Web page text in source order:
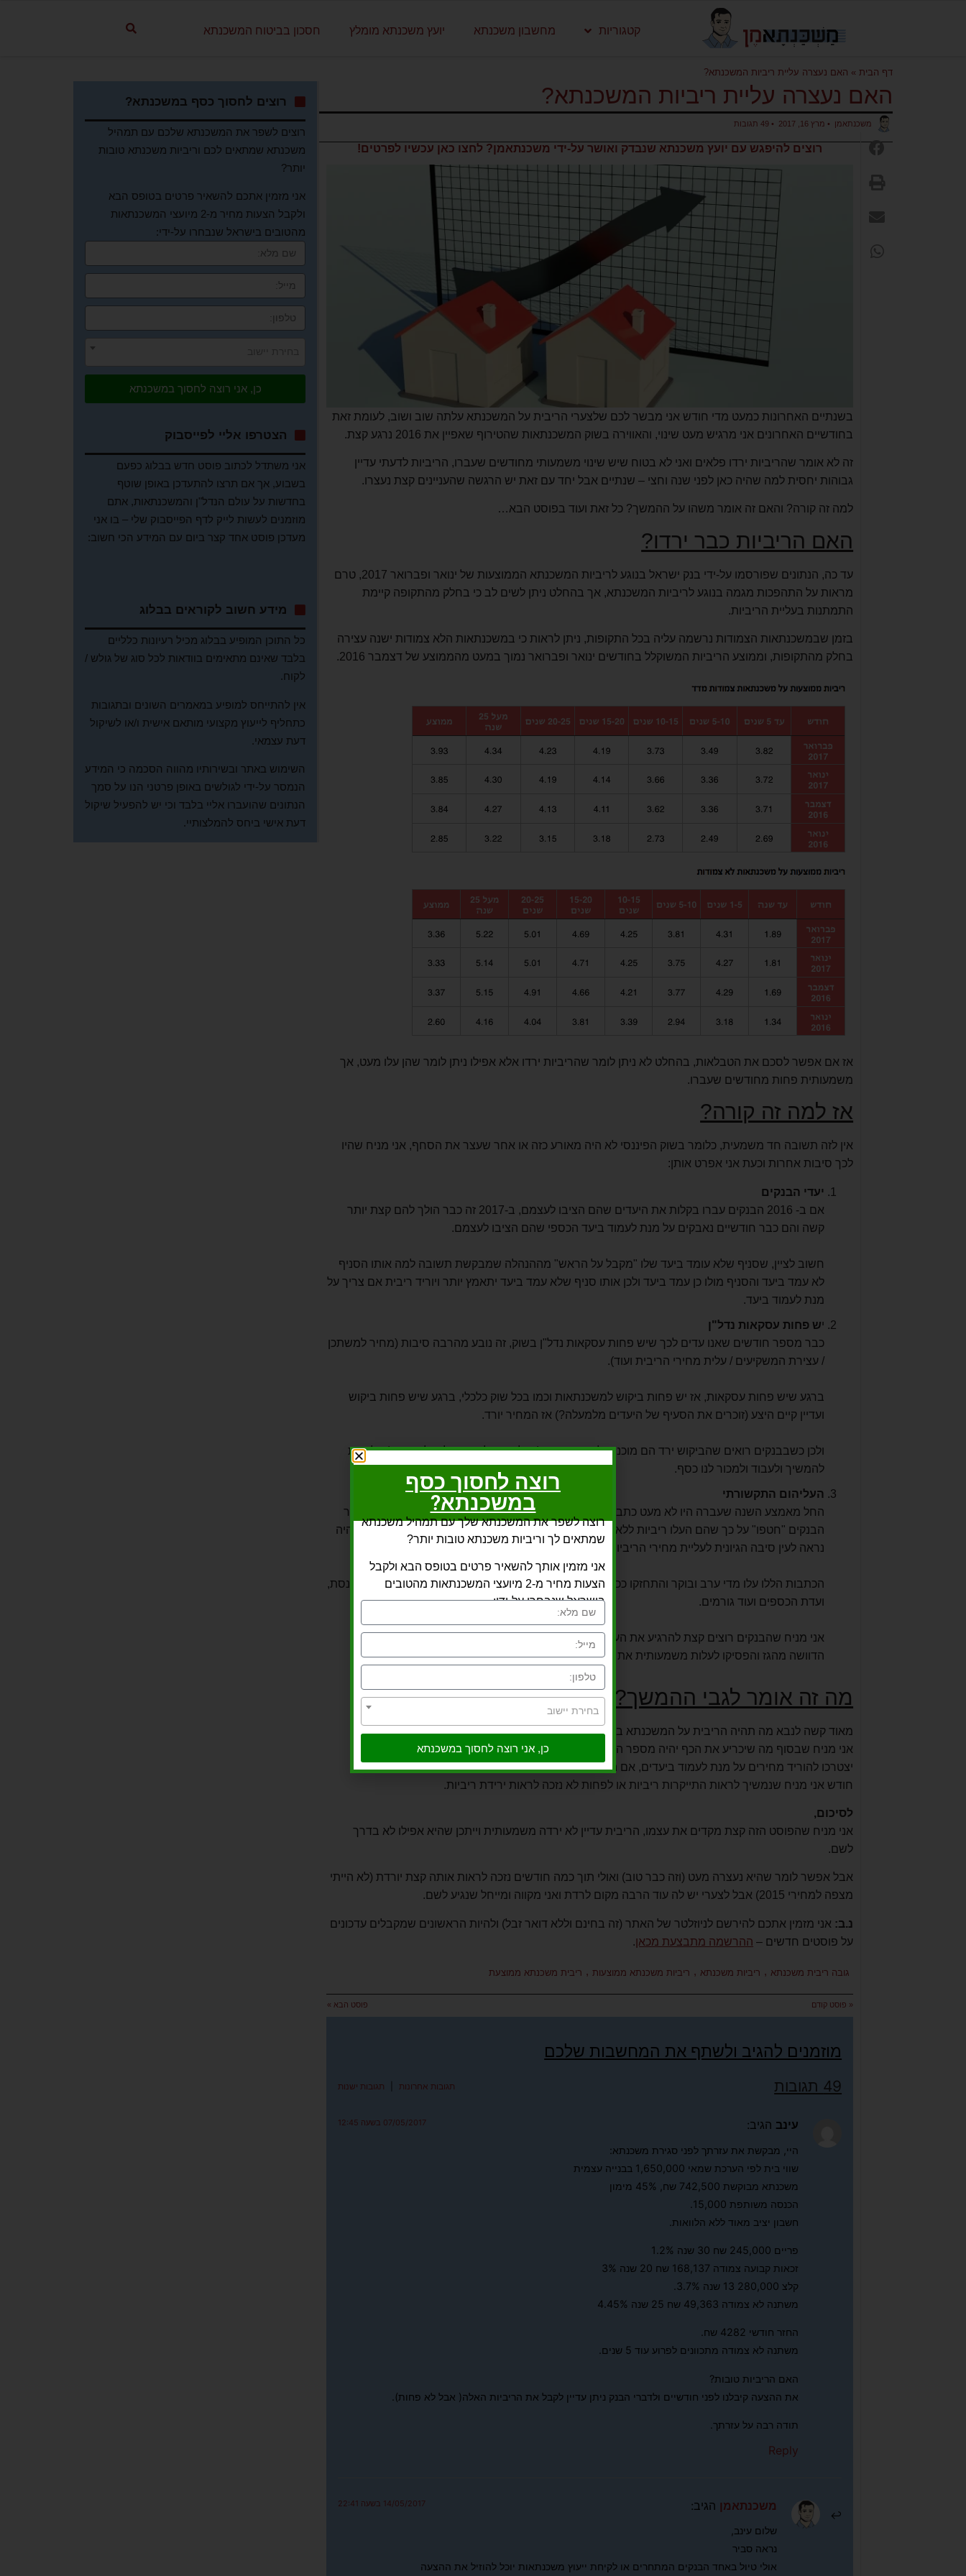
קטגוריות מחשבון משכנתא יועץ משכנתא מומלץ חסכון בביטוח המשכנתא
דף הבית » האם נעצרה עליית ריביות המשכנתא?
האם נעצרה עליית ריביות המשכנתא?
משכנתאמן • מרץ 16, 2017 •
רוצים להיפגש עם יועץ משכנתא שנבדק ואושר על-ידי משכנתאמן? לחצו כאן עכשיו לפרטים!
בשנתיים האחרונות כמעט מדי חודש אני מבשר לכם שלצערי הריבית על המשכנתא עלתה שוב ושוב, לעומת זאת
בחודשיים האחרונים אני מרגיש מעט שינוי, והאווירה בשוק המשכנתאות שהטירוף שאפיין את 2016 נרגע קצת.
זה לא אומר שהריביות ירדו פלאים ואני לא בטוח שיש שינוי משמעותי מחודשים שעברו, הריביות לדעתי עדיין
גבוהות יחסית למה שהיה כאן לפני שנה וחצי – שנתיים אבל יחד עם זאת יש הרגשה שהעניינים קצת נעצרו.
למה זה קורה? והאם זה אומר משהו על ההמשך? כל זאת ועוד בפוסט הבא…
האם הריביות כבר ירדו?
עד כה, הנתונים שפורסמו על-ידי בנק ישראל בנוגע לריביות המשכנתא הממוצעות של ינואר ופברואר 2017, טרם
מראות על התהפכות מגמה בנוגע לריביות המשכנתא, אך בהחלט ניתן לשים לב כי בחלק מהתקופה קיימת
התמתנות בעליית הריביות.
בזמן שבמשכנתאות הצמודות נרשמה עליה בכל התקופות, ניתן לראות כי במשכנתאות הלא צמודות ישנה עצירה
בחלק מהתקופות, וממוצע הריביות המשוקלל בחודשים ינואר ופברואר נמוך במעט מהממוצע של דצמבר 2016.
אז אם אפשר לסכם את הטבלאות, בהחלט לא ניתן לומר שהריביות ירדו אלא אפילו ניתן לומר שהן עלו מעט, אך
משמעותית פחות מחודשים שעברו.
אז למה זה קורה?
אין לזה תשובה חד משמעית, כלומר בשוק הפיננסי לא היה מאורע כזה או אחר שעצר את הסחף, אני מניח שהיו
לכך סיבות אחרות וכעת אני אפרט אותן:
יעדי הבנקים
אם ב- 2016 הבנקים עברו בקלות את היעדים שהם הציבו לעצמם, ב-2017 זה כבר הולך להם קצת יותר
קשה והם כבר חודשיים נאבקים על מנת לעמוד ביעד הכספי שהם הציבו לעצמם.
חשוב לציין, שסניף שלא עומד ביעד שלו "מקבל על הראש" מההנהלה שמבקשת תשובה למה אותו הסניף
לא עמד ביעד והסניף מולו כן עמד ביעד ולכן אותו סניף שלא עמד ביעד יתאמץ יותר ויוריד ריבית אם צריך על
מנת לעמוד ביעד.
יש פחות עסקאות נדל"ן
כבר מספר חודשים שאנו עדים לכך שיש פחות עסקאות נדל"ן בשוק, זה נובע מהרבה סיבות (מחיר למשתכן
/ עצירת המשקיעים / עלית מחירי הריבית ועוד).
ברגע שיש פחות עסקאות, אז יש פחות ביקוש למשכנתאות וכמו בכל שוק כלכלי, ברגע שיש פחות ביקוש
ועדיין קיים היצע (זוכרים את הסעיף של היעדים מלמעלה?) אז המחיר יורד.
ולכן כשבבנקים רואים שהביקוש ירד הם מוכנים להוריד מחיר (או לפחות להפסיק להעלות אותו) על מנת
להמשיך ולעבוד ולמכור לנו כסף.
העליהום התקשורתי
החל מאמצע השנה שעברה היו לא מעט כתבות במדיה שסיפרו על עליית הריביות של המשכנתא ובעיקר
הבנקים "חטפו" על כך שהם העלו ריביות ללא סיבה מסוימת (הרי הריבית במשק לא באמת עלתה ולא היה
נראה לעין סיבה הגיונית לעליית מחירי הריביות).
הכתבות הללו עלו מדי ערב ובוקר והתחזקו ככל שהזמן חלף, ולאחר מכן העליהום הגיע אפילו מחברי הכנסת,
ועדת הכספים ועוד גורמים.
אני מניח שהבנקים רוצים קצת להרגיע את העניינים ולרדת מהכותרות השליליות ולכן הורידו קצת את
הדוושה מהגז והפסיקו לעלות משמעותית את הריבית.
מה זה אומר לגבי ההמשך?
מאוד קשה לנבא מה תהיה הריבית על המשכנתא בעוד כמה חודשים.
אני מניח שבסוף מה שיכריע את הכף יהיה מספר העסקאות בשוק – וככל שיהיו פחות עסקאות ככה הבנקים
יצטרכו להוריד מחירים על מנת לעמוד ביעדים, אם המגמה תשתנה ומספר עסקאות הנדל"ן יחזרו לעלות מדי
חודש אני מניח שנמשיך לראות התייקרות ריביות או לפחות לא נזכה לראות ירידת ריביות.
לסיכום,
אני מניח שהפוסט הזה קצת מקדים את עצמו, הריבית עדיין לא ירדה משמעותית וייתכן שהיא אפילו לא בדרך
לשם.
אבל אפשר לומר שהיא נעצרה מעט (וזה כבר טוב) ואולי תוך כמה חודשים נזכה לראות אותה קצת יורדת (לא הייתי
מצפה למחירי 2015) אבל לצערי יש לה עוד הרבה מקום לרדת ואני מקווה ומייחל שנגיע לשם.
נ.ב: אני מזמין אתכם להירשם לניוזלטר של האתר (זה בחינם וללא דואר זבל) ולהיות הראשונים שמקבלים עדכונים
על פוסטים חדשים – ההרשמה מתבצעת מכאן.
גובה ריבית משכנתא , ריביות משכנתא , ריביות משכנתא ממוצעות , ריבית משכנתא ממוצעת
« פוסט קודם פוסט הבא »
מוזמנים להגיב ולשתף את המחשבות שלכם
49 תגובות תגובות אחרונות תגובות ישנות
עינב הגיב: 07/05/2017 בשעה 12:45
היי, מבקשת את עזרתך לפני סגירת משכנתא:
שווי בית לפי הערכת שמאי 1,650,000 בבנייה עצמית
משכנתא מבוקשת 742,500 שח, 45% מימון
הכנסה משותפת 15,000.
חשבון יציב מאוד ללא הלוואות.
פריים 245,000 שח 30 שנה 1.2%
זכאות קבועה צמודה 168,137 שח 20 שנה 3%
קלצ 280,000 13 שנה 3.7%.
משתנה לא צמודה 49,363 שח 25 שנה 4.45%
החזר חודשי 4282 שח.
משתנה לא צמודה מתכוונים לפרוע עוד 5 שנים.
האם הריביות טובות?
את ההצעה קיבלנו לפני חודשיים ולדברי הבנק ניתן עדיין לקבל את הריביות האלה( אבל לא פחות).
תודה רבה על עזרתך.
Reply
משכנתאמן הגיב: 14/05/2017 בשעה 22:41
שלום עינב,
נראה סביר
אולי טיול באחד הבנקים המתחרים או לקיחת ייעוץ משכנתאות יוכל להוזיל את ההצעה
רוצים לחסוך כסף במשכנתא?
רוצים לשפר את המשכנתא שלכם עם תמהיל
משכנתא שמתאים לכם וריביות משכנתא טובות
יותר?
אני מזמין אתכם להשאיר פרטים בטופס הבא
ולקבל הצעות מחיר מ-2 מיועצי המשכנתאות
מהטובים בישראל שנבחרו על-ידי:
כן, אני רוצה לחסוך במשכנתא
הצטרפו אליי לפייסבוק
אני משתדל לכתוב פוסט חדש בבלוג כפעם
בשבוע, אך אם תרצו להתעדכן באופן שוטף
בחדשות על עולם הנדל"ן והמשכנתאות, אתם
מוזמנים לעשות לייק לדף הפייסבוק שלי – בו אני
מעדכן פוסט אחד קצר ביום עם המידע הכי חשוב:
מידע חשוב לקוראים בבלוג
כל התוכן המופיע בבלוג מכיל רעיונות כלליים
בלבד שאינם מתאימים בוודאות לכל סוג של גולש /
לקוח.
אין להתייחס למופיע במאמרים השונים ובתגובות
כתחליף לייעוץ מקצועי מותאם אישית ו/או לשיקול
דעת עצמאי.
השימוש באתר ובשירותיו מהווה הסכמה כי המידע
הנמסר על-ידי לגולשים באופן פרטני הנו על סמך
הנתונים שהועברו אליי בלבד וכי יש להפעיל שיקול
דעת אישי ביחס להמלצותיי.
רוצה לחסוך כסף
במשכנתא?
רוצה לשפר את המשכנתא שלך עם תמהיל משכנתא
שמתאים לך וריביות משכנתא טובות יותר?
אני מזמין אותך להשאיר פרטים בטופס הבא ולקבל
הצעות מחיר מ-2 מיועצי המשכנתאות מהטובים
בישראל שנבחרו על-ידי:
בחירת יישוב
כן, אני רוצה לחסוך במשכנתא